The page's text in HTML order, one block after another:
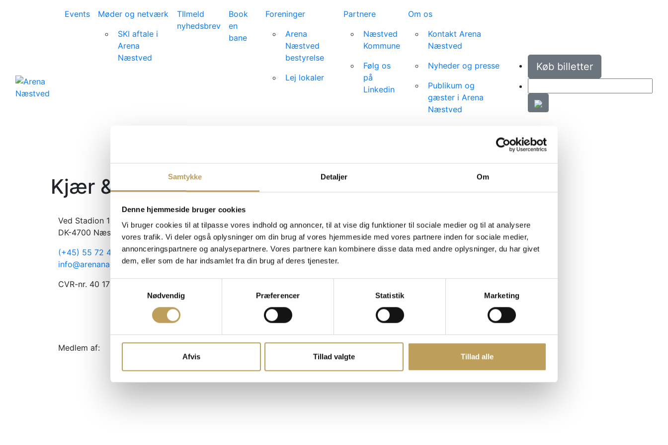
Samtykke Detaljer Om
Denne hjemmeside bruger cookies
Vi bruger cookies til at tilpasse vores indhold og annoncer, til at vise dig funktioner til sociale medier og til at analysere
vores trafik. Vi deler også oplysninger om din brug af vores hjemmeside med vores partnere inden for sociale medier,
annonceringspartnere og analysepartnere. Vores partnere kan kombinere disse data med andre oplysninger, du har givet
dem, eller som de har indsamlet fra din brug af deres tjenester.
Nødvendig
Præferencer Statistik Marketing
Afvis Tillad valgte Tillad alle
Events
Møder og netværk
SKI aftale i
Arena
Næstved
TIlmeld
nyhedsbrev
Book
en
bane
Foreninger
Arena
Næstved
bestyrelse
Lej lokaler
Partnere
Næstved
Kommune
Følg os
på
Linkedin
Om os
Kontakt Arena
Næstved
Nyheder og presse
Publikum og
gæster i Arena
Næstved
specifikationer
Køb billetter
Kjær & Sommerfeldt
Ved Stadion 11
DK-4700 Næstved
(+45) 55 72 44 15
info@arenanaestved.dk
CVR-nr. 40 17 69 18
Foreninger
Erhvervspartnere
Kontakt Arena Næstved
Møder og netværk
Book en bane
Whistleblower
Medlem af: